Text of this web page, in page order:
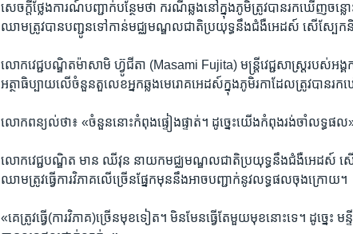
សេចក្តី​ថ្លែងការណ៍​បញ្ជាក់​បន្ថែម​ថា ​ករណី​ឆ្លង​នៅ​ក្នុង​ភូមិ​ត្រូវ​បាន​រក​ឃើញ​ច
ឈាម​ត្រូវ​បាន​បញ្ជូន​ទៅ​កាន់​មជ្ឈមណ្ឌល​ជាតិ​ប្រយុទ្ធ​នឹង​ជំងឺ​អេដស៍​ សើ​ស្បែក​និង​វិ
លោក​វេជ្ជបណ្ឌិត​ម៉ាសាមិ ហ៊្វូជីតា (Masami Fujita) មន្ត្រី​វេជ្ជសាស្ដ្រ​របស់​អ
អត្ថាធិប្បាយ​លើ​ចំនួន​តួលេខ​អ្នក​ឆ្លង​មេរោគ​អេដស៍​ក្នុង​ភូមិ​រកា​ដែល​ត្រូវ​បាន​រ
លោក​ពន្យល់​ថា៖ «ចំនួន​នោះ​កំពុង​ផ្ទៀងផ្ទាត់។ ​ដូច្នេះ​យើងកំពុង​រង់ចាំ​លទ្ធផល
លោក​វេជ្ជ​បណ្ឌិត​ មាន ឈីវុន ​នាយក​មជ្ឈមណ្ឌល​ជាតិ​ប្រយុទ្ធនឹង​ជំងឺ​អេដស៍ សើស្
ឈាម​ត្រូវ​ធ្វើ​ការ​វិភាគ​លើ​ច្រើន​ផ្នែក​មុន​នឹង​អាច​បញ្ជាក់​នូវ​លទ្ធផល​ចុង​ក្រោយ។
«គេ​ត្រូវ​ធ្វើ​(ការ​វិភាគ)​ច្រើន​មុខ​ទៀត។​ មិន​មែន​ធ្វើ​តែ​មួយ​មុខ​នោះ​ទេ។​ ដូច្នេ